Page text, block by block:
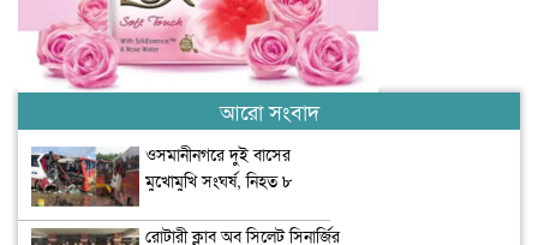
আরো সংবাদ
ওসমানীনগরে দুই বাসের
মুখোমুখি সংঘর্ষ, নিহত ৮
রোটারী ক্লাব অব সিলেট সিনার্জির